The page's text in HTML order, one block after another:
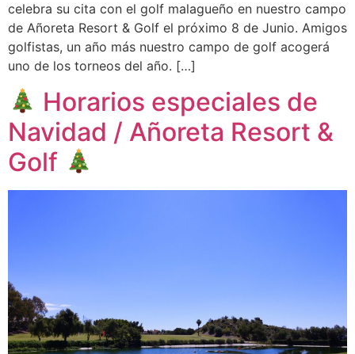
celebra su cita con el golf malagueño en nuestro campo
de Añoreta Resort & Golf el próximo 8 de Junio. Amigos
golfistas, un año más nuestro campo de golf acogerá
uno de los torneos del año. […]
Horarios especiales de
Navidad / Añoreta Resort &
Golf